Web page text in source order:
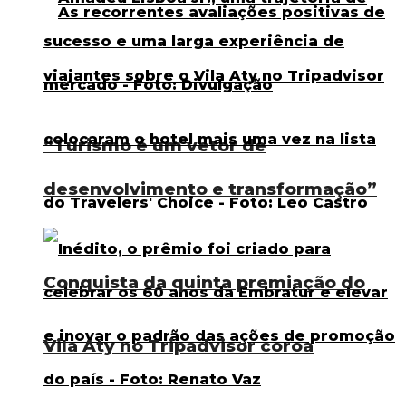
“Turismo é um vetor de
desenvolvimento e transformação”
Conquista da quinta premiação do
Vila Aty no Tripadvisor coroa